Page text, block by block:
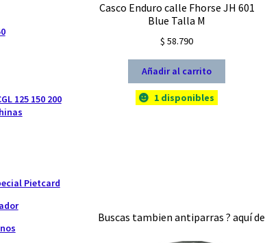
Casco Enduro calle Fhorse JH 601
Blue Talla M
$ 58.790
Añadir al carrito
1 disponibles
Buscas tambien antiparras ? aquí
125 150 200
Pietcard